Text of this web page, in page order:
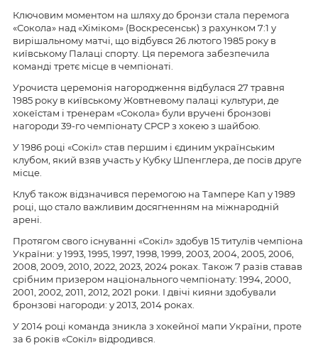
Ключовим моментом на шляху до бронзи стала перемога
«Сокола» над «Хіміком» (Воскресенськ) з рахунком 7:1 у
вирішальному матчі, що відбувся 26 лютого 1985 року в
київському Палаці спорту. Ця перемога забезпечила
команді третє місце в чемпіонаті.
Урочиста церемонія нагородження відбулася 27 травня
1985 року в київському Жовтневому палаці культури, де
хокеїстам і тренерам «Сокола» були вручені бронзові
нагороди 39-го чемпіонату СРСР з хокею з шайбою.
У 1986 році «Сокіл» став першим і єдиним українським
клубом, який взяв участь у Кубку Шпенглера, де посів друге
місце.
Клуб також відзначився перемогою на Тампере Кап у 1989
році, що стало важливим досягненням на міжнародній
арені.
Протягом свого існуванні «Сокіл» здобув 15 титулів чемпіона
України: у 1993, 1995, 1997, 1998, 1999, 2003, 2004, 2005, 2006,
2008, 2009, 2010, 2022, 2023, 2024 роках. Також 7 разів ставав
срібним призером національного чемпіонату: 1994, 2000,
2001, 2002, 2011, 2012, 2021 роки. І двічі кияни здобували
бронзові нагороди: у 2013, 2014 роках.
У 2014 році команда зникла з хокейної мапи України, проте
за 6 років «Сокіл» відродився.